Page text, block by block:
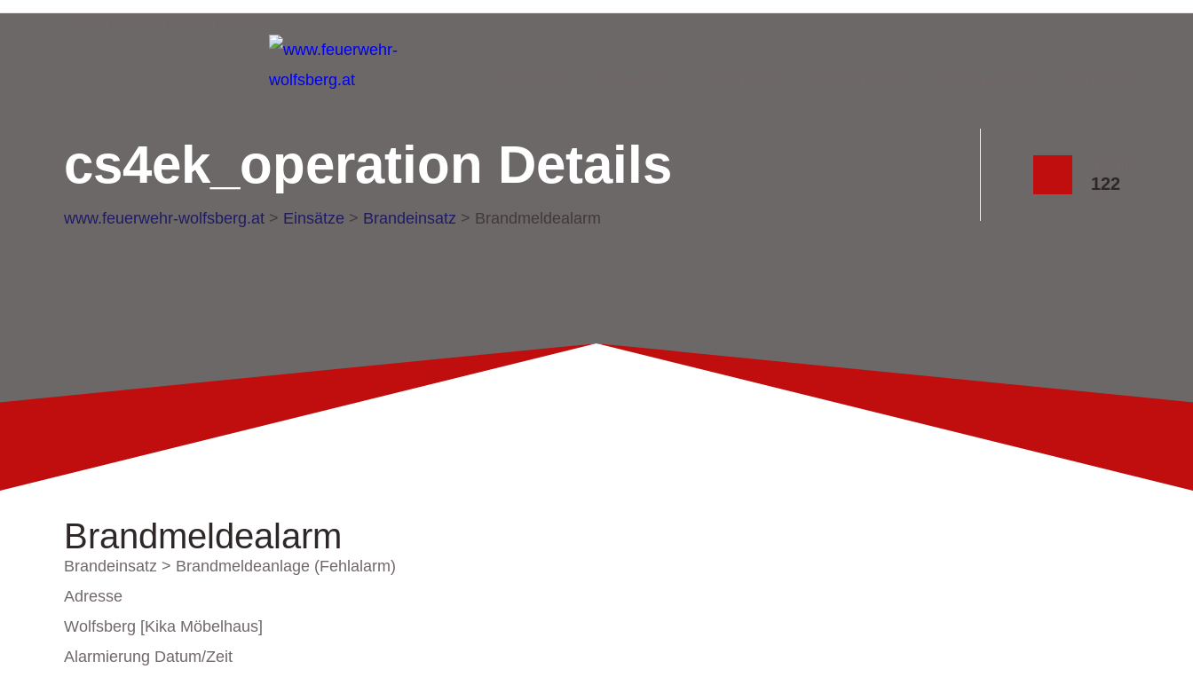
122
cs4ek_operation Details
www.feuerwehr-wolfsberg.at > Einsätze > Brandeinsatz > Brandmeldealarm
Brandmeldealarm
Brandeinsatz > Brandmeldeanlage (Fehlalarm)
Adresse
Wolfsberg [Kika Möbelhaus]
Alarmierung Datum/Zeit